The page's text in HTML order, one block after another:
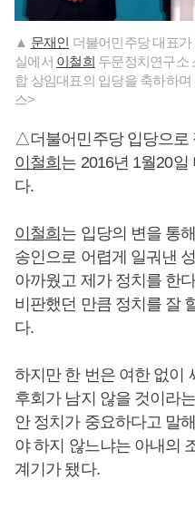
▲ 문재인 더불어민주당 대표가
실에서 이철희 두문정치연구소
합 상임대표의 입당을 축하하
스>
△더불어민주당 입당으로
이철희 는 2016년 1월20
다.
이철희 는 입당의 변을 통
송인으로 어렵게 일궈낸
아까웠고 제가 정치를 한
비판했던 만큼 정치를 잘
다.
하지만 한 번은 여한 없이
후회가 남지 않을 것이라
안 정치가 중요하다고 말
야 하지 않느냐는 아내의
계기가 됐다.